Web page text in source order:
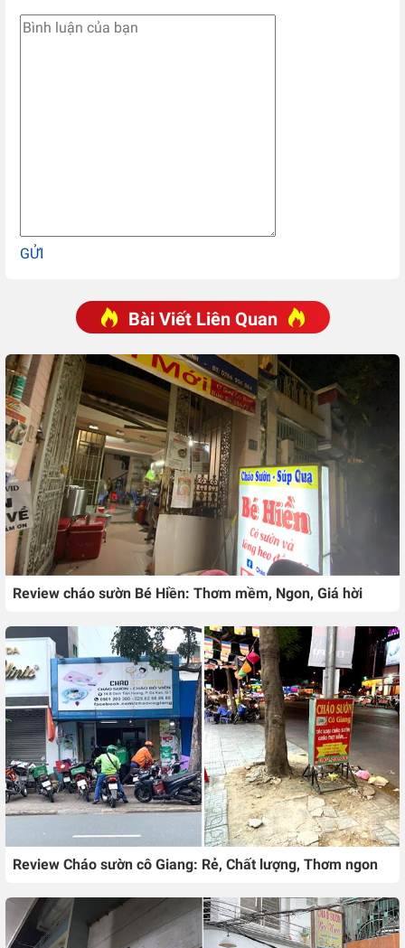
GỬI
Bài Viết Liên Quan
Review cháo sườn Bé Hiền: Thơm mềm, Ngon, Giá hời
Review Cháo sườn cô Giang: Rẻ, Chất lượng, Thơm ngon